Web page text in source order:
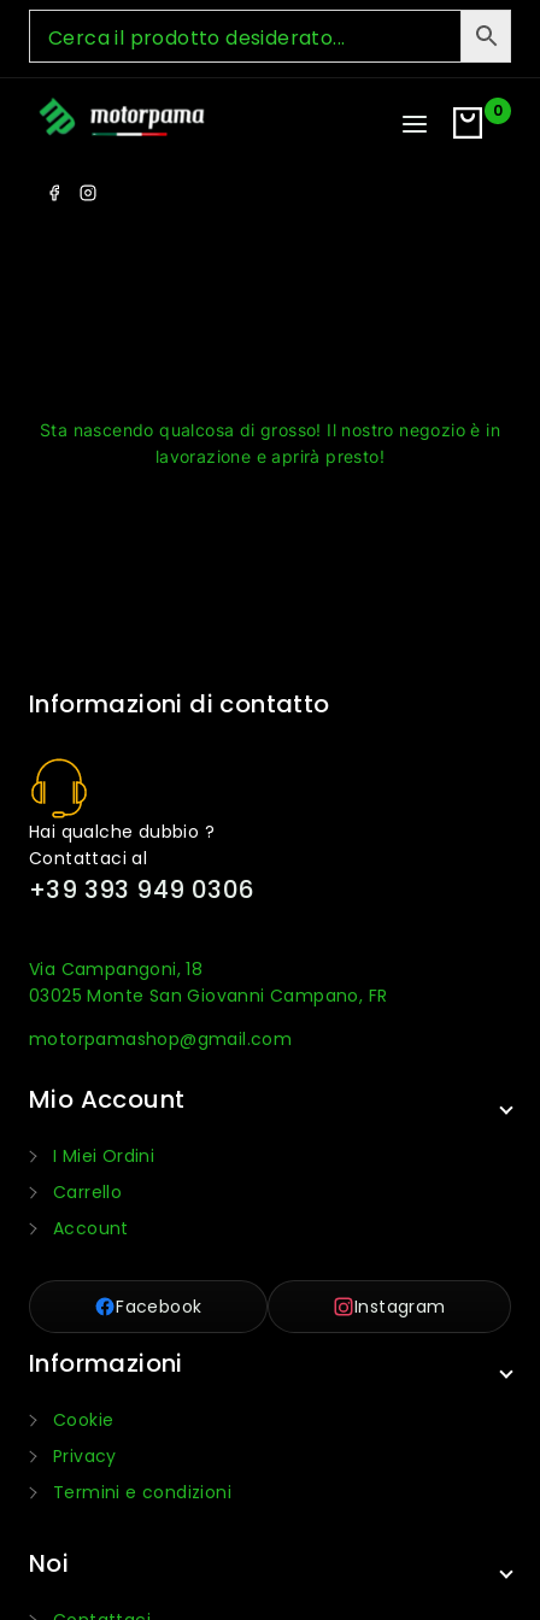
Skip
content
0
Sta nascendo qualcosa di grosso! Il nostro negozio è in
lavorazione e aprirà presto!
Informazioni di contatto
Hai qualche dubbio ?
Contattaci al
+39 393 949 0306
Via Campangoni, 18
03025 Monte San Giovanni Campano, FR
motorpamashop@gmail.com
Mio Account
I Miei Ordini
Carrello
Account
Facebook Instagram
Informazioni
Cookie
Privacy
Termini e condizioni
Noi